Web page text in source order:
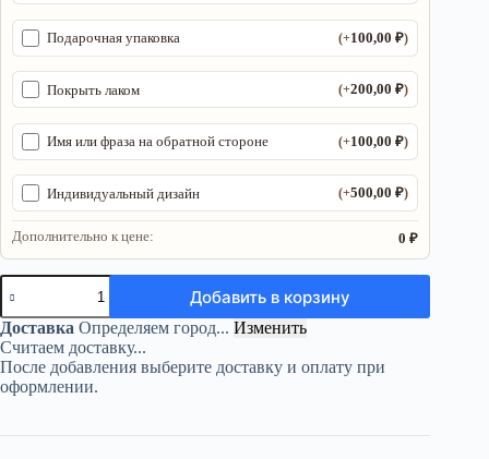
Подарочная упаковка (+100,00₽)
Покрыть лаком (+200,00₽)
Имя или фраза на обратной стороне (+100,00₽)
Индивидуальный дизайн (+500,00₽)
Дополнительно к цене: 0 ₽
Количество
товара
Органайзер
ДнД
«Мама
подземелья»
—
Добавить в корзину
Доставка Определяем город... Изменить
Считаем доставку...
После добавления выберите доставку и оплату при
оформлении.